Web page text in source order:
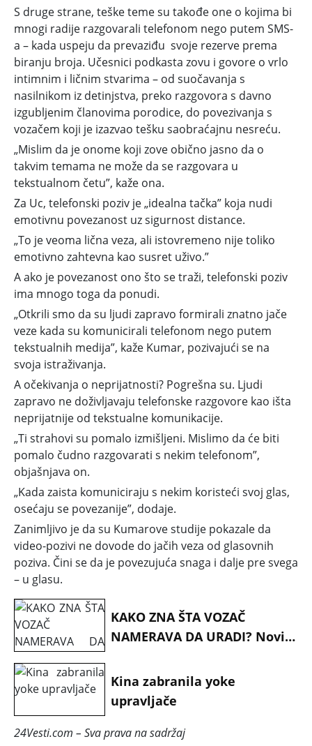
S druge strane, teške teme su takođe one o kojima bi
mnogi radije razgovarali telefonom nego putem SMS-
a – kada uspeju da prevaziđu svoje rezerve prema
biranju broja. Učesnici podkasta zovu i govore o vrlo
intimnim i ličnim stvarima – od suočavanja s
nasilnikom iz detinjstva, preko razgovora s davno
izgubljenim članovima porodice, do povezivanja s
vozačem koji je izazvao tešku saobraćajnu nesreću.
„Mislim da je onome koji zove obično jasno da o
takvim temama ne može da se razgovara u
tekstualnom četu”, kaže ona.
Za Uc, telefonski poziv je „idealna tačka” koja nudi
emotivnu povezanost uz sigurnost distance.
„To je veoma lična veza, ali istovremeno nije toliko
emotivno zahtevna kao susret uživo.”
A ako je povezanost ono što se traži, telefonski poziv
ima mnogo toga da ponudi.
„Otkrili smo da su ljudi zapravo formirali znatno jače
veze kada su komunicirali telefonom nego putem
tekstualnih medija”, kaže Kumar, pozivajući se na
svoja istraživanja.
A očekivanja o neprijatnosti? Pogrešna su. Ljudi
zapravo ne doživljavaju telefonske razgovore kao išta
neprijatnije od tekstualne komunikacije.
„Ti strahovi su pomalo izmišljeni. Mislimo da će biti
pomalo čudno razgovarati s nekim telefonom”,
objašnjava on.
„Kada zaista komuniciraju s nekim koristeći svoj glas,
osećaju se povezanije”, dodaje.
Zanimljivo je da su Kumarove studije pokazale da
video-pozivi ne dovode do jačih veza od glasovnih
poziva. Čini se da je povezujuća snaga i dalje pre svega
– u glasu.
KAKO ZNA ŠTA VOZAČ
NAMERAVA DA URADI? Novi
delu auta zbunio vozače -
revolucija u saobraćaju?
Kina zabranila yoke
upravljače
24Vesti.com – Sva prava na sadržaj